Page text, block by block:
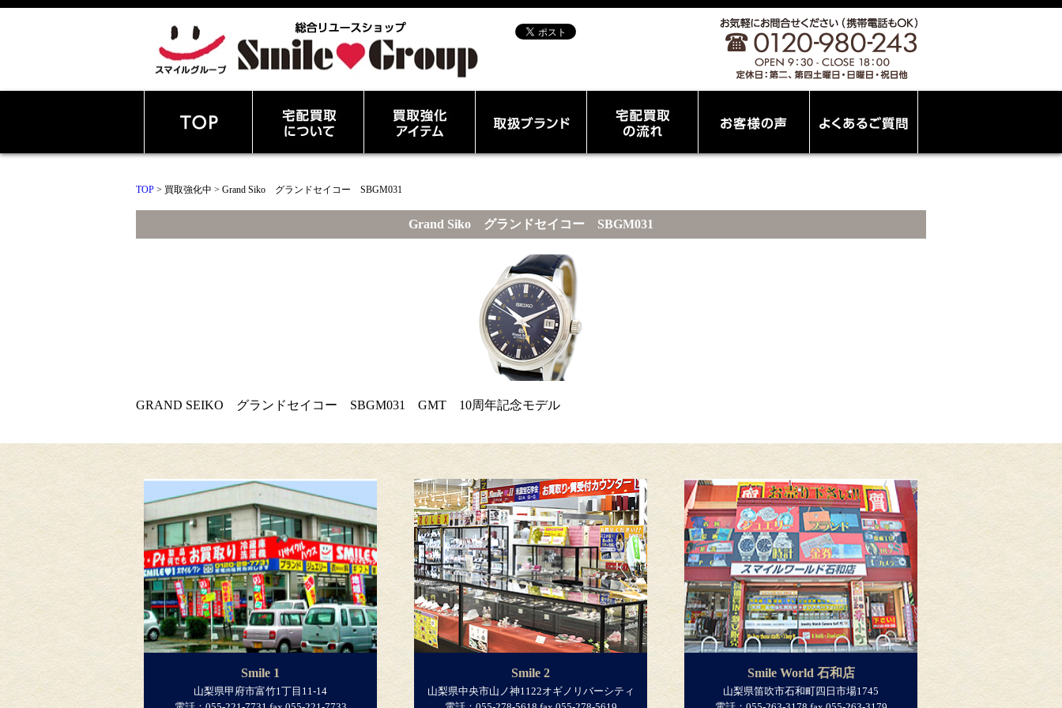
TOP > 買取強化中 > Grand Siko グランドセイコー SBGM031
Grand Siko グランドセイコー SBGM031
GRAND SEIKO グランドセイコー SBGM031 GMT 10周年記念モデル
Smile 1
山梨県甲府市富竹1丁目11-14
Smile 2
山梨県中央市山ノ神1122オギノリバーシティ
Smile World 石和店
山梨県笛吹市石和町四日市場1745